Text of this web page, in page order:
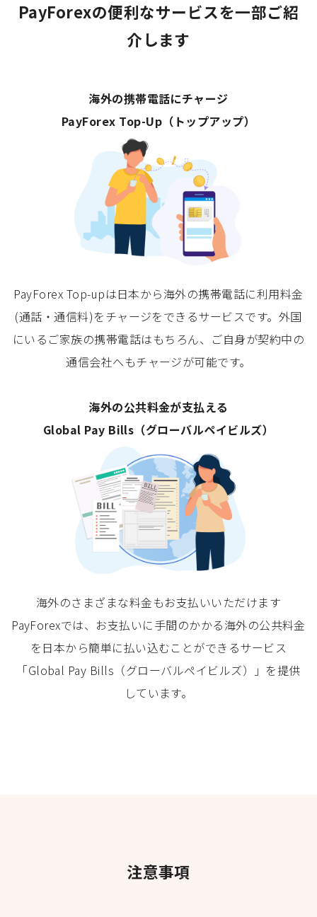
PayForexの便利なサービスを一部ご紹
介します
海外の携帯電話にチャージ
PayForex Top-Up（トップアップ）
PayForex Top-upは日本から海外の携帯電話に利用料金
(通話・通信料)をチャージをできるサービスです。外国
にいるご家族の携帯電話はもちろん、ご自身が契約中の
通信会社へもチャージが可能です。
海外の公共料金が支払える
Global Pay Bills（グローバルペイビルズ）
海外のさまざまな料金もお支払いいただけます
PayForexでは、お支払いに手間のかかる海外の公共料金
を日本から簡単に払い込むことができるサービス
「Global Pay Bills（グローバルペイビルズ）」を提供
しています。
注意事項